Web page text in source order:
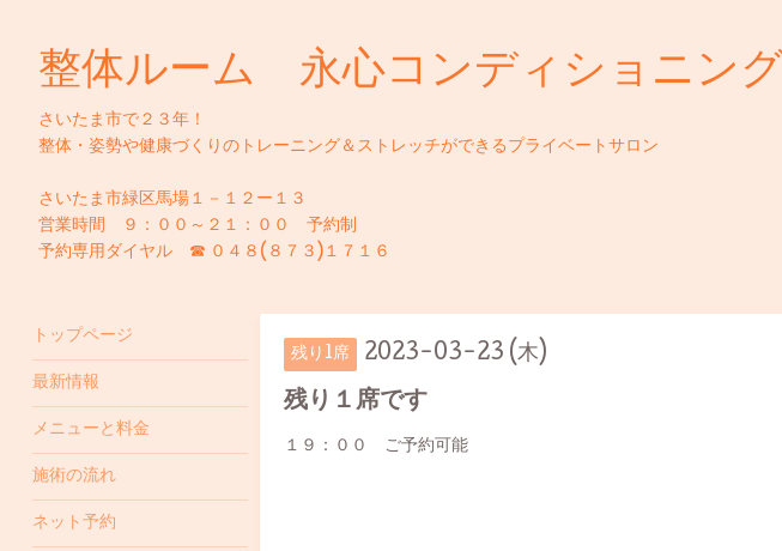
整体ルーム 永心コンディショニング
さいたま市で２３年！
整体・姿勢や健康づくりのトレーニング＆ストレッチができるプライベートサロン
さいたま市緑区馬場１－１２ー１３
営業時間 ９：００～２１：００ 予約制
予約専用ダイヤル ☎ ０４８(８７３)１７１６
残り1席 2023-03-23 (木)
残り１席です
１９：００ ご予約可能
トップページ
最新情報
メニューと料金
施術の流れ
ネット予約